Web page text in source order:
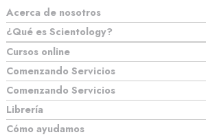
Acerca de nosotros
¿Qué es Scientology?
Cursos online
Comenzando Servicios
Comenzando Servicios
Librería
Cómo ayudamos